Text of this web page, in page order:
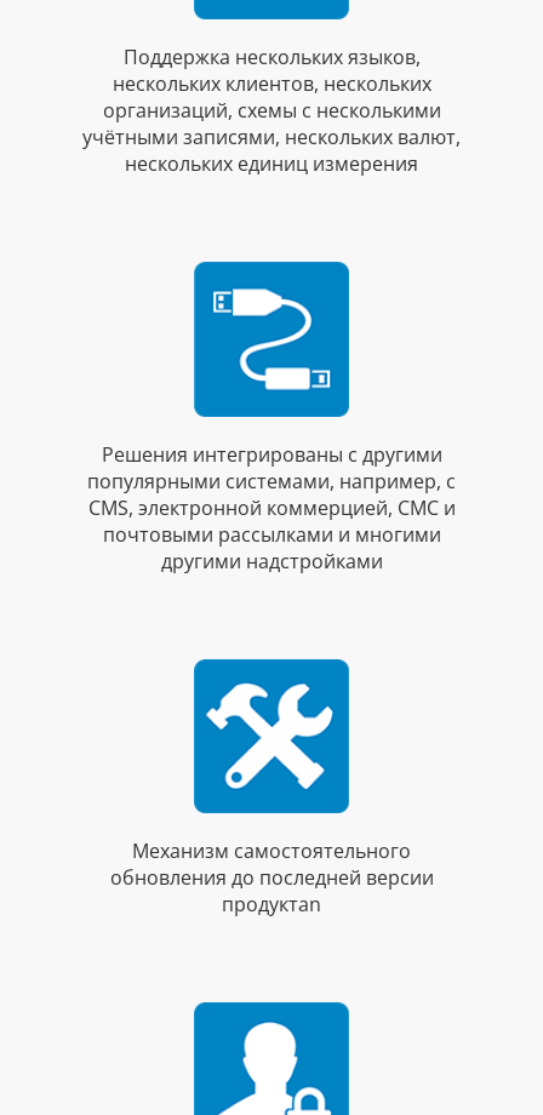
Поддержка нескольких языков,
нескольких клиентов, нескольких
организаций, схемы с несколькими
учётными записями, нескольких валют,
нескольких единиц измерения
Решения интегрированы с другими
популярными системами, например, с
CMS, электронной коммерцией, СМС и
почтовыми рассылками и многими
другими надстройками
Механизм самостоятельного
обновления до последней версии
продуктаn